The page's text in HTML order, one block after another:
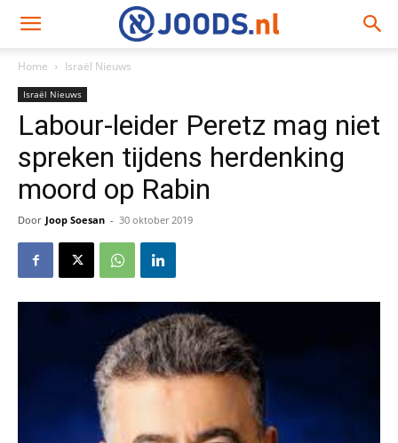
Home Israël Nieuws
Israël Nieuws
Labour-leider Peretz mag niet
spreken tijdens herdenking
moord op Rabin
Door Joop Soesan - 30 oktober 2019